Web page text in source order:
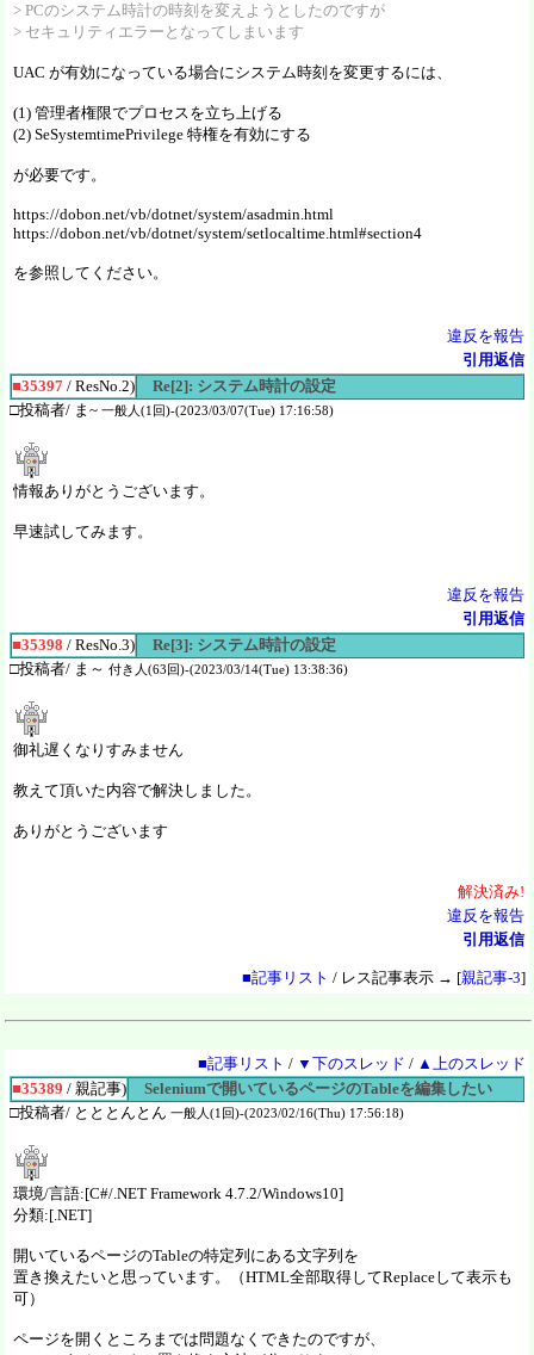
> PCのシステム時計の時刻を変えようとしたのですが
> セキュリティエラーとなってしまいます
UAC が有効になっている場合にシステム時刻を変更するには、
(1) 管理者権限でプロセスを立ち上げる
(2) SeSystemtimePrivilege 特権を有効にする
が必要です。
https://dobon.net/vb/dotnet/system/asadmin.html
https://dobon.net/vb/dotnet/system/setlocaltime.html#section4
を参照してください。
違反を報告
引用返信
■35397 / ResNo.2)
Re[2]: システム時計の設定
□投稿者/ ま~ 一般人(1回)-(2023/03/07(Tue) 17:16:58)
情報ありがとうございます。
早速試してみます。
違反を報告
引用返信
■35398 / ResNo.3)
Re[3]: システム時計の設定
□投稿者/ ま～ 付き人(63回)-(2023/03/14(Tue) 13:38:36)
御礼遅くなりすみません
教えて頂いた内容で解決しました。
ありがとうございます
解決済み!
違反を報告
引用返信
■記事リスト / レス記事表示 → [親記事-3]
■記事リスト / ▼下のスレッド / ▲上のスレッド
■35389 / 親記事)
Seleniumで開いているページのTableを編集したい
□投稿者/ とととんとん 一般人(1回)-(2023/02/16(Thu) 17:56:18)
環境/言語:[C#/.NET Framework 4.7.2/Windows10]
分類:[.NET]
開いているページのTableの特定列にある文字列を
置き換えたいと思っています。（HTML全部取得してReplaceして表示も
可）
ページを開くところまでは問題なくできたのですが、